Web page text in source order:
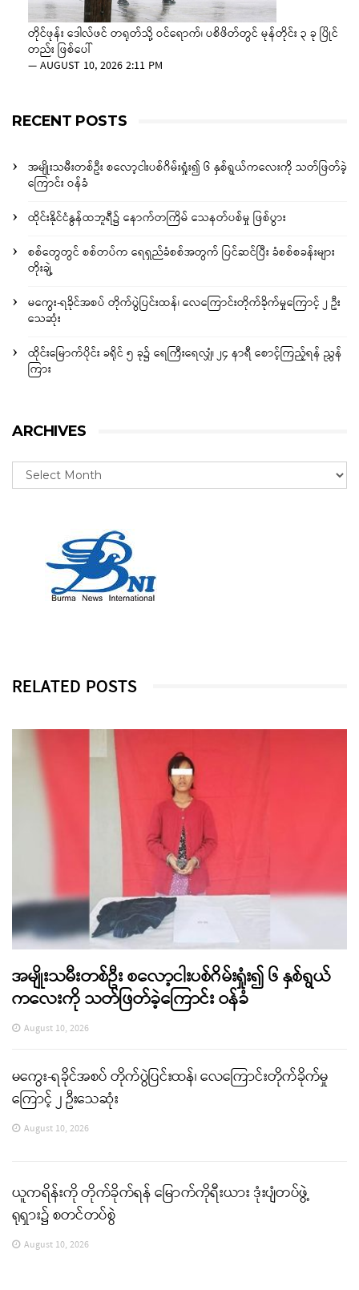
တိုင်ဖုန်း ဒေါလ်ဖင် တရုတ်သို့ ဝင်ရောက်၊ ပစိဖိတ်တွင် မုန်တိုင်း ၃ ခု ပြိုင်
တည်း ဖြစ်ပေါ်
—AUGUST 10, 2026 2:11 PM
RECENT POSTS
အမျိုးသမီးတစ်ဦး စလော့ငါးပစ်ဂိမ်းရှုံး၍ ၆ နှစ်ရွယ်ကလေးကို သတ်ဖြတ်ခဲ့
ကြောင်း ဝန်ခံ
ထိုင်းနိုင်ငံနွန်ထဘူရီ၌ နောက်တကြိမ် သေနတ်ပစ်မှု ဖြစ်ပွား
စစ်တွေတွင် စစ်တပ်က ရေရှည်ခံစစ်အတွက် ပြင်ဆင်ပြီး ခံစစ်စခန်းများ
တိုးချဲ့
မကွေး-ရခိုင်အစပ် တိုက်ပွဲပြင်းထန်၊ လေကြောင်းတိုက်ခိုက်မှုကြောင့် ၂ ဦး
သေဆုံး
ထိုင်းမြောက်ပိုင်း ခရိုင် ၅ ခု၌ ရေကြီးရေလျှံ၊ ၂၄ နာရီ စောင့်ကြည့်ရန် ညွှန်
ကြား
ARCHIVES
RELATED POSTS
အမျိုးသမီးတစ်ဦး စလော့ငါးပစ်ဂိမ်းရှုံး၍ ၆ နှစ်ရွယ်
ကလေးကို သတ်ဖြတ်ခဲ့ကြောင်း ဝန်ခံ
August 10, 2026
မကွေး-ရခိုင်အစပ် တိုက်ပွဲပြင်းထန်၊ လေကြောင်းတိုက်ခိုက်မှု
ကြောင့် ၂ ဦးသေဆုံး
August 10, 2026
ယူကရိန်းကို တိုက်ခိုက်ရန် မြောက်ကိုရီးယား ဒုံးပျံတပ်ဖွဲ့
ရုရှား၌ စတင်တပ်စွဲ
August 10, 2026